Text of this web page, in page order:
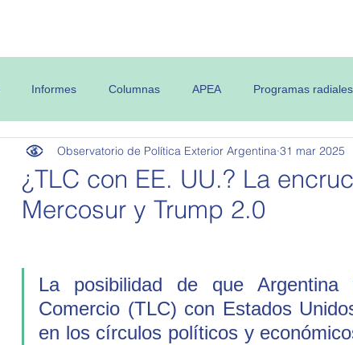
Informes Columnas APEA Programas radiales
¿TLC con EE. UU.? La
Mercosur y Trump 2.0
Observatorio de Política Exterior Argentina 31 mar 2025
La posibilidad de que
Comercio (TLC) con Estados
en los círculos políticos y